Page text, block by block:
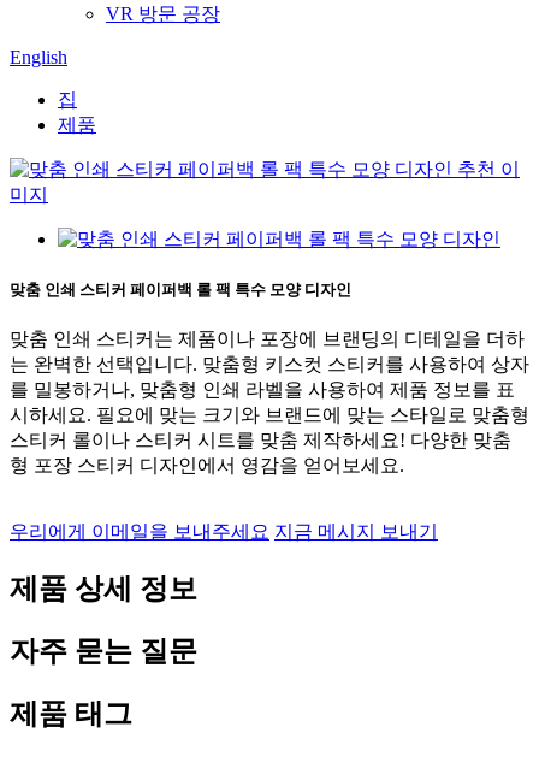
VR 방문 공장
English
집
제품
맞춤 인쇄 스티커 페이퍼백 롤 팩 특수 모양 디자인
맞춤 인쇄 스티커는 제품이나 포장에 브랜딩의 디테일을 더하
는 완벽한 선택입니다. 맞춤형 키스컷 스티커를 사용하여 상자
를 밀봉하거나, 맞춤형 인쇄 라벨을 사용하여 제품 정보를 표
시하세요. 필요에 맞는 크기와 브랜드에 맞는 스타일로 맞춤형
스티커 롤이나 스티커 시트를 맞춤 제작하세요! 다양한 맞춤
형 포장 스티커 디자인에서 영감을 얻어보세요.
우리에게 이메일을 보내주세요 지금 메시지 보내기
제품 상세 정보
자주 묻는 질문
제품 태그